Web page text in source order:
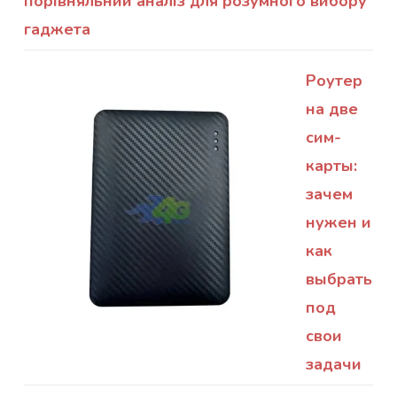
гаджета
Роутер
на две
сим-
карты:
зачем
нужен и
как
выбрать
под
свои
задачи